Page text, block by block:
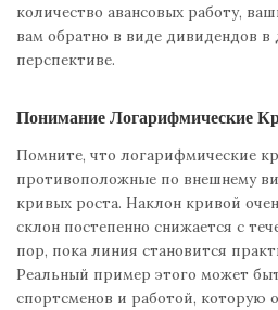
количество авансовых работу,
вам обратно в виде дивидендов в
перспективе.
Понимание Логарифмические
Помните, что логарифмические
противоположные по внешнему
кривых роста. Наклон кривой
склон постепенно снижается с
пор, пока линия становится
Реальный пример этого может
спортсменов и работой, которую